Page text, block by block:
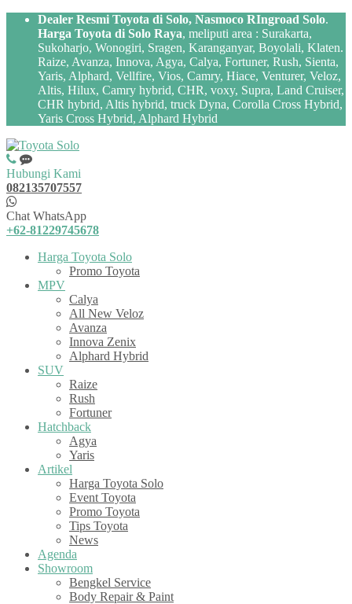
Dealer Resmi Toyota di Solo, Nasmoco RIngroad Solo.
Harga Toyota di Solo Raya, meliputi area : Surakarta,
Sukoharjo, Wonogiri, Sragen, Karanganyar, Boyolali, Klaten.
Raize, Avanza, Innova, Agya, Calya, Fortuner, Rush, Sienta,
Yaris, Alphard, Vellfire, Vios, Camry, Hiace, Venturer, Veloz,
Altis, Hilux, Camry hybrid, CHR, voxy, Supra, Land Cruiser,
CHR hybrid, Altis hybrid, truck Dyna, Corolla Cross Hybrid,
Yaris Cross Hybrid, Alphard Hybrid
Hubungi Kami
082135707557
Chat WhatsApp
+62-81229745678
Harga Toyota Solo
Promo Toyota
MPV
Calya
All New Veloz
Avanza
Innova Zenix
Alphard Hybrid
SUV
Raize
Rush
Fortuner
Hatchback
Agya
Yaris
Artikel
Harga Toyota Solo
Event Toyota
Promo Toyota
Tips Toyota
News
Agenda
Showroom
Bengkel Service
Body Repair & Paint